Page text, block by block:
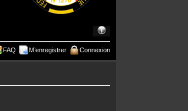
FAQ M’enregistrer Connexion